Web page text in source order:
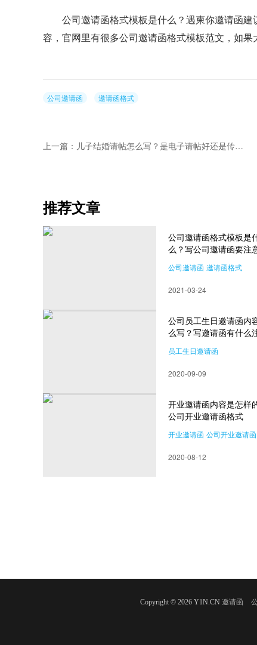
公司邀请函格式模板是什么？遇柬你邀请函建
容，官网里有很多公司邀请函格式模板范文，如
公司邀请函 邀请函格式
上一篇：儿子结婚请帖怎么写？是电子请帖好还是传统请帖好？
推荐文章
公司邀请函格式模板是
么？写公司邀请函要注
公司邀请函 邀请函格式
2021-03-24
公司员工生日邀请函内
么写？写邀请函有什么
员工生日邀请函
2020-09-09
开业邀请函内容是怎样
公司开业邀请函格式
开业邀请函 公司开业邀请函
2020-08-12
Copyright © 2026 Y1N.CN 邀请函